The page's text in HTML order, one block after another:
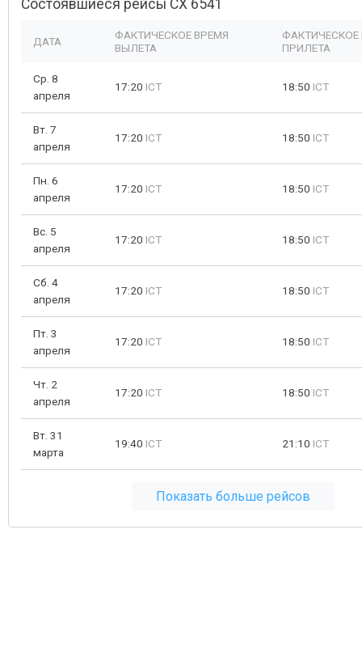
Состоявшиеся рейсы CX 6541
ДАТА
ФАКТИЧЕСКОЕ ВРЕМЯ
ВЫЛЕТА
ФАКТИЧЕСКОЕ
ПРИЛЕТА
Ср. 8
апреля
17:20 ICT 18:50 ICT
Вт. 7
апреля
17:20 ICT 18:50 ICT
Пн. 6
апреля
17:20 ICT 18:50 ICT
Вс. 5
апреля
17:20 ICT 18:50 ICT
Сб. 4
апреля
17:20 ICT 18:50 ICT
Пт. 3
апреля
17:20 ICT 18:50 ICT
Чт. 2
апреля
17:20 ICT 18:50 ICT
Вт. 31
марта
19:40 ICT 21:10 ICT
Показать больше рейсов